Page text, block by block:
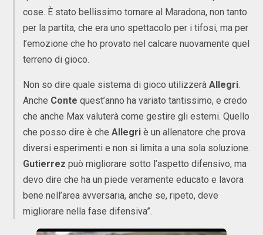
cose. È stato bellissimo tornare al Maradona, non tanto
per la partita, che era uno spettacolo per i tifosi, ma per
l’emozione che ho provato nel calcare nuovamente quel
terreno di gioco.
Non so dire quale sistema di gioco utilizzerà Allegri.
Anche Conte quest’anno ha variato tantissimo, e credo
che anche Max valuterà come gestire gli esterni. Quello
che posso dire è che Allegri è un allenatore che prova
diversi esperimenti e non si limita a una sola soluzione.
Gutierrez può migliorare sotto l’aspetto difensivo, ma
devo dire che ha un piede veramente educato e lavora
bene nell’area avversaria, anche se, ripeto, deve
migliorare nella fase difensiva”.